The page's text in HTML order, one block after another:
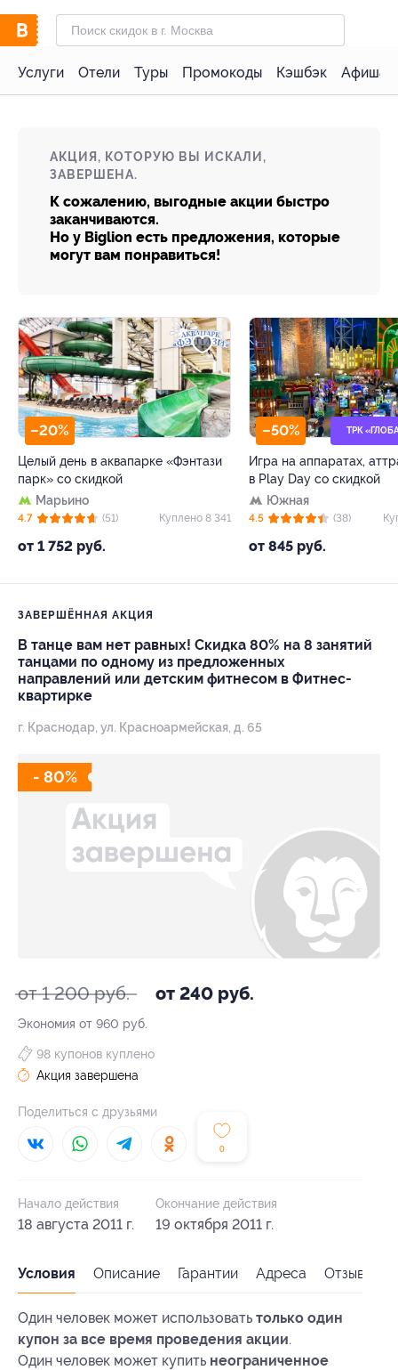
Услуги Отели Туры Промокоды Кэшбэк Афиша
АКЦИЯ, КОТОРУЮ ВЫ ИСКАЛИ,
ЗАВЕРШЕНА.
К сожалению, выгодные акции быстро
заканчиваются.
Но у Biglion есть предложения, которые
могут вам понравиться!
–20%
Целый день в аквапарке «Фэнтази
парк» со скидкой
Марьино
от 1 752 руб.
4.7 (51) Куплено 8 341
–50% ТРК
Игра на аппаратах,
в Play Day со скидкой
Южная
от 845 руб.
4.5 (38)
ЗАВЕРШЁННАЯ АКЦИЯ
В танце вам нет равных! Скидка 80% на 8 занятий
танцами по одному из предложенных
направлений или детским фитнесом в Фитнес-
квартирке
г. Краснодар, ул. Красноармейская, д. 65
- 80%
от 1 200 руб. от 240 руб.
Экономия от 960 руб.
0
98 купонов куплено
Акция завершена
Поделиться с друзьями
Начало действия
18 августа 2011 г.
Окончание действия
19 октября 2011 г.
Условия Описание Гарантии Адреса Отзывы
Один человек может использовать только один
купон за все время проведения акции.
Один человек может купить неограниченное